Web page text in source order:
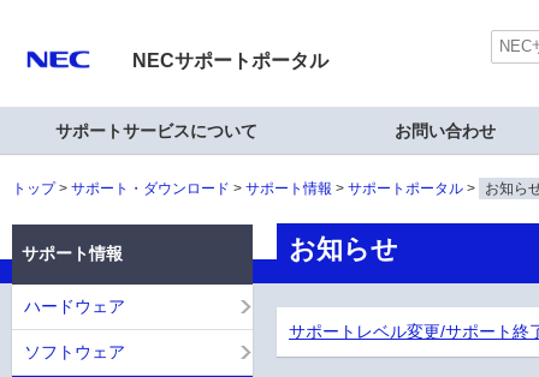
NECサポートポータル
サポートサービスについて お問い合わせ
トップ サポート・ダウンロード サポート情報 サポートポータル お知ら
お知らせ
サポートレベル変更/サポート終
サポート情報
ハードウェア
ソフトウェア